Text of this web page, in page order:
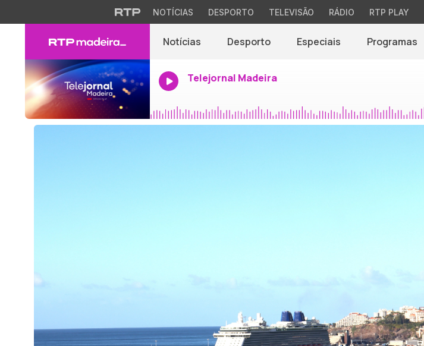
NOTÍCIAS DESPORTO TELEVISÃO RÁDIO RTP PLAY
Notícias Desporto Especiais Programas
Telejornal Madeira